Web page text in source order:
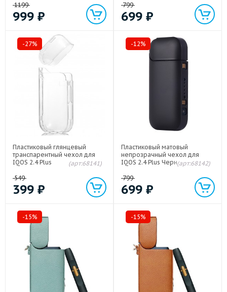
зарядному разъему
Коричневый
1199
999 ₽
799
699 ₽
-27%
Пластиковый глянцевый
транспарентный чехол для
IQOS 2.4 Plus
(арт:68141)
549
399 ₽
-12%
Пластиковый матовый
непрозрачный чехол для
IQOS 2.4 Plus Черный(арт:68142)
799
699 ₽
-15% -15%